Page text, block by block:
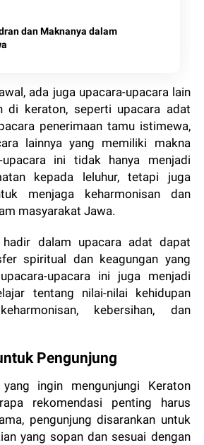
dan Maknanya dalam
ada juga upacara-upacara lain
di keraton, seperti upacara adat
penerimaan tamu istimewa,
lainnya yang memiliki makna
upacara ini tidak hanya menjadi
kepada leluhur, tetapi juga
menjaga keharmonisan dan
masyarakat Jawa.
hadir dalam upacara adat dapat
spiritual dan keagungan yang
upacara ini juga menjadi
tentang nilai-nilai kehidupan
kebersihan, dan
Pengunjung
ingin mengunjungi Keraton
rekomendasi penting harus
pengunjung disarankan untuk
yang sopan dan sesuai dengan